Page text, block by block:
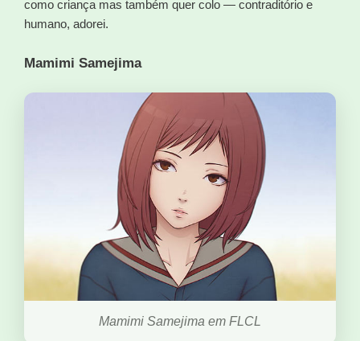
como criança mas também quer colo — contraditório e
humano, adorei.
Mamimi Samejima
Mamimi Samejima em FLCL